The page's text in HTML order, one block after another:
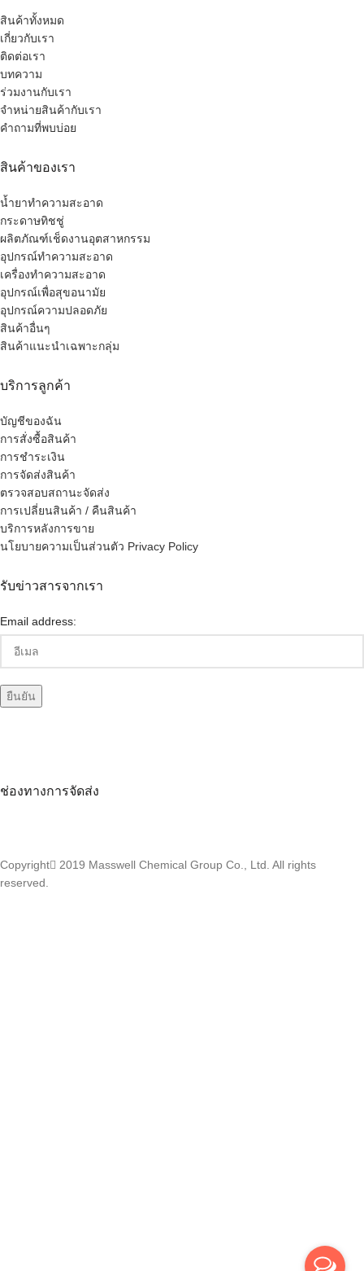
สินค้าทั้งหมด
เกี่ยวกับเรา
ติดต่อเรา
บทความ
ร่วมงานกับเรา
จำหน่ายสินค้ากับเรา
คำถามที่พบบ่อย
สินค้าของเรา
น้ำยาทำความสะอาด
กระดาษทิชชู่
ผลิตภัณฑ์เช็ดงานอุตสาหกรรม
อุปกรณ์ทำความสะอาด
เครื่องทำความสะอาด
อุปกรณ์เพื่อสุขอนามัย
อุปกรณ์ความปลอดภัย
สินค้าอื่นๆ
สินค้าแนะนำเฉพาะกลุ่ม
บริการลูกค้า
บัญชีของฉัน
การสั่งซื้อสินค้า
การชำระเงิน
การจัดส่งสินค้า
ตรวจสอบสถานะจัดส่ง
การเปลี่ยนสินค้า / คืนสินค้า
บริการหลังการขาย
นโยบายความเป็นส่วนตัว Privacy Policy
รับข่าวสารจากเรา
Email address:
ช่องทางการจัดส่ง
Copyright
2019 Masswell Chemical Group Co., Ltd. All rights
reserved.